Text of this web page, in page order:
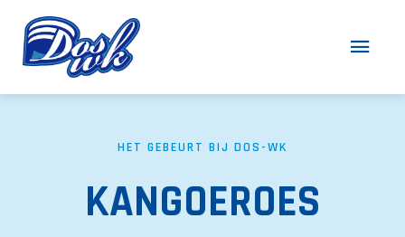
HET GEBEURT BIJ DOS-WK
KANGOEROES